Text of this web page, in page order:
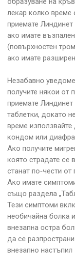
лекар колко
приемате Линдинет
ако имате
(повърхностен
ако имате
Незабавно
получите някои от
приемате
таблетки, докато
време
кондом или
Ако получите
която страдате се
станат по-чести от
Ако имате
също раздела
Тези симптоми
необичайна болка
внезапна остра
да се
внезапно